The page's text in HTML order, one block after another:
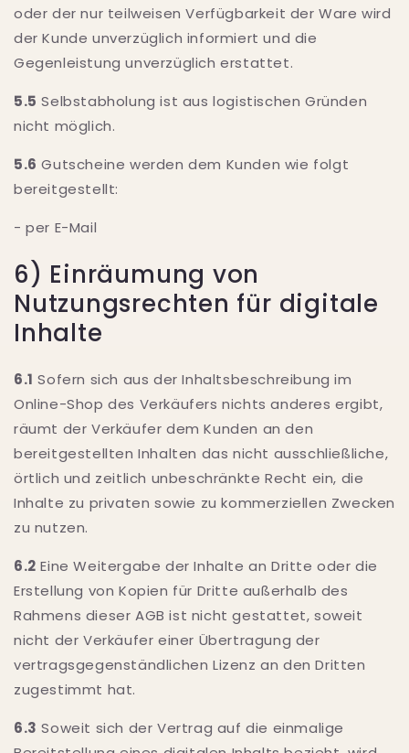
oder der nur teilweisen Verfügbarkeit der Ware wird
der Kunde unverzüglich informiert und die
Gegenleistung unverzüglich erstattet.
5.5 Selbstabholung ist aus logistischen Gründen
nicht möglich.
5.6 Gutscheine werden dem Kunden wie folgt
bereitgestellt:
- per E-Mail
6) Einräumung von
Nutzungsrechten für digitale
Inhalte
6.1 Sofern sich aus der Inhaltsbeschreibung im
Online-Shop des Verkäufers nichts anderes ergibt,
räumt der Verkäufer dem Kunden an den
bereitgestellten Inhalten das nicht ausschließliche,
örtlich und zeitlich unbeschränkte Recht ein, die
Inhalte zu privaten sowie zu kommerziellen Zwecken
zu nutzen.
6.2 Eine Weitergabe der Inhalte an Dritte oder die
Erstellung von Kopien für Dritte außerhalb des
Rahmens dieser AGB ist nicht gestattet, soweit
nicht der Verkäufer einer Übertragung der
vertragsgegenständlichen Lizenz an den Dritten
zugestimmt hat.
6.3 Soweit sich der Vertrag auf die einmalige